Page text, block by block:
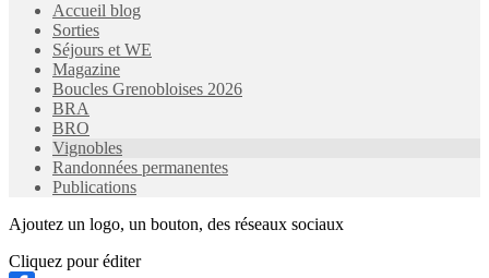
Accueil blog
Sorties
Séjours et WE
Magazine
Boucles Grenobloises 2026
BRA
BRO
Vignobles
Randonnées permanentes
Publications
Ajoutez un logo, un bouton, des réseaux sociaux
Cliquez pour éditer